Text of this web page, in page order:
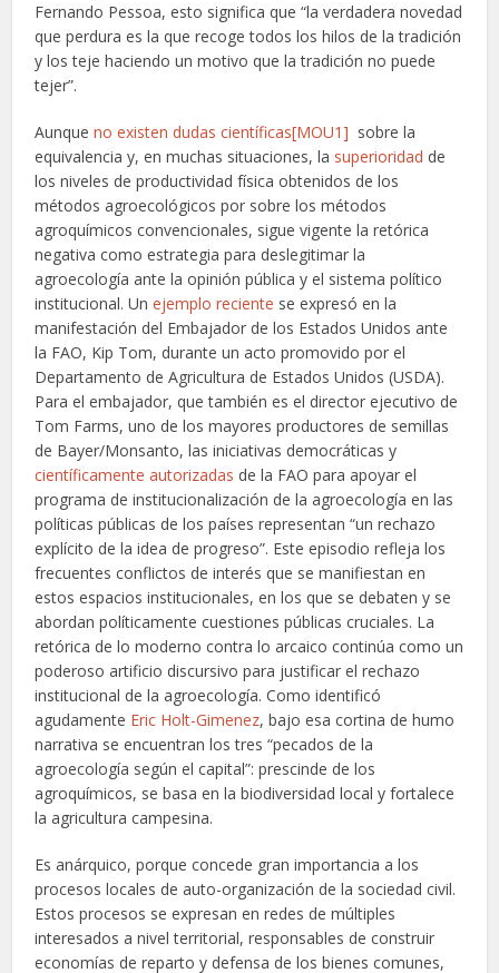
Fernando Pessoa, esto significa que “la verdadera novedad
que perdura es la que recoge todos los hilos de la tradición
y los teje haciendo un motivo que la tradición no puede
tejer”.
Aunqueno existen dudas científicas[MOU1] sobre la
equivalencia y, en muchas situaciones, la superioridad de
los niveles de productividad física obtenidos de los
métodos agroecológicos por sobre los métodos
agroquímicos convencionales, sigue vigente la retórica
negativa como estrategia para deslegitimar la
agroecología ante la opinión pública y el sistema político
institucional. Unejemplo reciente se expresó en la
manifestación del Embajador de los Estados Unidos ante
la FAO, Kip Tom, durante un acto promovido por el
Departamento de Agricultura de Estados Unidos (USDA).
Para el embajador, que también es el director ejecutivo de
Tom Farms, uno de los mayores productores de semillas
de Bayer/Monsanto, las iniciativas democráticas y
científicamente autorizadas de la FAO para apoyar el
programa de institucionalización de la agroecología en las
políticas públicas de los países representan “un rechazo
explícito de la idea de progreso”. Este episodio refleja los
frecuentes conflictos de interés que se manifiestan en
estos espacios institucionales, en los que se debaten y se
abordan políticamente cuestiones públicas cruciales. La
retórica de lo moderno contra lo arcaico continúa como un
poderoso artificio discursivo para justificar el rechazo
institucional de la agroecología. Como identificó
agudamente Eric Holt-Gimenez, bajo esa cortina de humo
narrativa se encuentran los tres “pecados de la
agroecología según el capital”: prescinde de los
agroquímicos, se basa en la biodiversidad local y fortalece
la agricultura campesina.
Es anárquico, porque concede gran importancia a los
procesos locales de auto-organización de la sociedad civil.
Estos procesos se expresan en redes de múltiples
interesados a nivel territorial, responsables de construir
economías de reparto y defensa de los bienes comunes,